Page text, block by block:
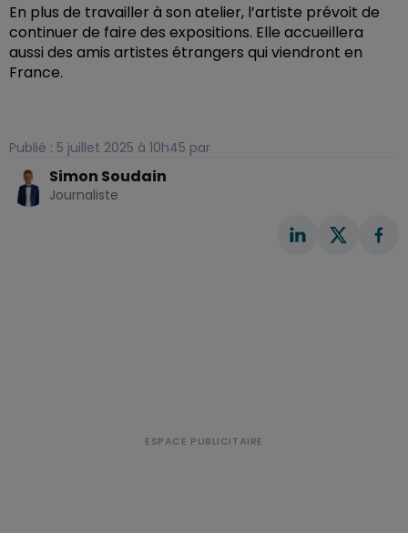
En plus de travailler à son atelier, l’artiste prévoit de
continuer de faire des expositions. Elle accueillera
aussi des amis artistes étrangers qui viendront en
France.
Publié : 5 juillet 2025 à 10h45 par
Simon Soudain
Journaliste